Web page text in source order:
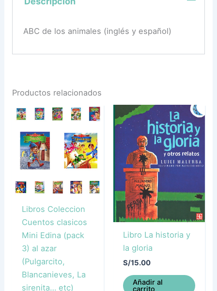
ABC de los animales (inglés y español)
Productos relacionados
Libros Coleccion
Cuentos clasicos
Mini Edina (pack
3) al azar
(Pulgarcito,
Blancanieves, La
sirenita… etc)
Libro La historia y
la gloria
S/15.00
Añadir al
carrito